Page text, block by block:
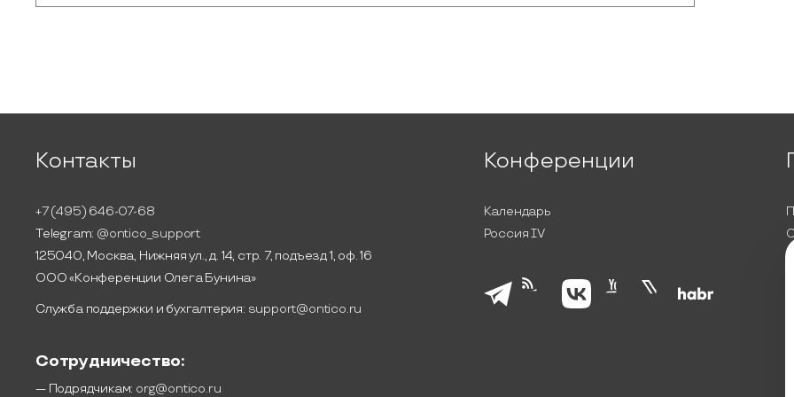
Контакты
+7 (495) 646-07-68
Telegram: @ontico_support
125040, Москва, Нижняя ул., д. 14, стр. 7, подъезд 1, оф. 16
ООО «Конференции Олега Бунина»
Служба поддержки и бухгалтерия: support@ontico.ru
Сотрудничество:
— Подрядчикам: org@ontico.ru
Конференции
Календарь
Россия IV